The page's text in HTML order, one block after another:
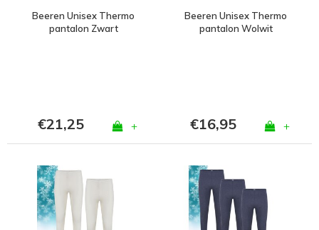
Beeren Unisex Thermo
pantalon Zwart
€21,25 +
Beeren Unisex Thermo
pantalon Wolwit
€16,95 +